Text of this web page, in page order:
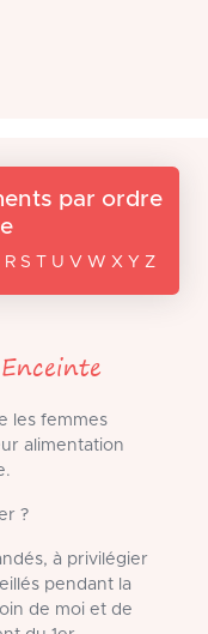
par ordre
R S T U V W X Y Z
les femmes
alimentation
?
à privilégier
pendant la
de moi et de